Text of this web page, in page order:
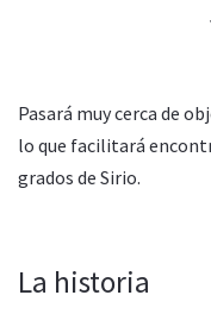
Pasará muy cerca de
lo que facilitará
grados de Sirio.
La historia